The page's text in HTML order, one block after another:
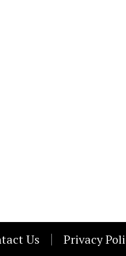
Us Privacy